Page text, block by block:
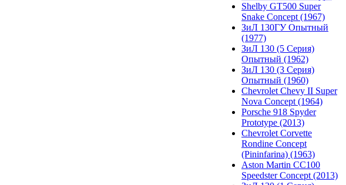
Shelby GT500 Super
Snake Concept (1967)
ЗиЛ 130ГУ Опытный
(1977)
ЗиЛ 130 (5 Серия)
Опытный (1962)
ЗиЛ 130 (3 Серия)
Опытный (1960)
Chevrolet Chevy II Super
Nova Concept (1964)
Porsche 918 Spyder
Prototype (2013)
Chevrolet Corvette
Rondine Concept
(Pininfarina) (1963)
Aston Martin CC100
Speedster Concept (2013)